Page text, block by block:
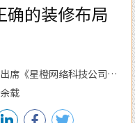
确的装修布局
席《星橙网络科技公司》
载